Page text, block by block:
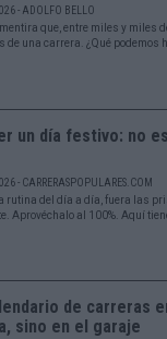
- ADOLFO BELLO
mentira que, entre miles y miles
de una carrera. ¿Qué podemos
un día festivo: no
- CARRERASPOPULARES.COM
rutina del día a día, fuera las
Aprovéchalo al 100%. Aquí
de carreras
sino en el garaje